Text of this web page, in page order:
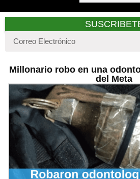
Millonario robo en una
del Meta